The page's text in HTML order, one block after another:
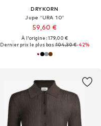
DRYKORN
Jupe 'URA 10'
59,60 €
À l'origine : 179,00 €
Dernier prix le plus bas :104,30 €-42%